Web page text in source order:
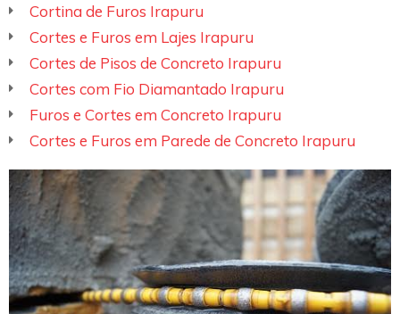
Cortina de Furos Irapuru
Cortes e Furos em Lajes Irapuru
Cortes de Pisos de Concreto Irapuru
Cortes com Fio Diamantado Irapuru
Furos e Cortes em Concreto Irapuru
Cortes e Furos em Parede de Concreto Irapuru